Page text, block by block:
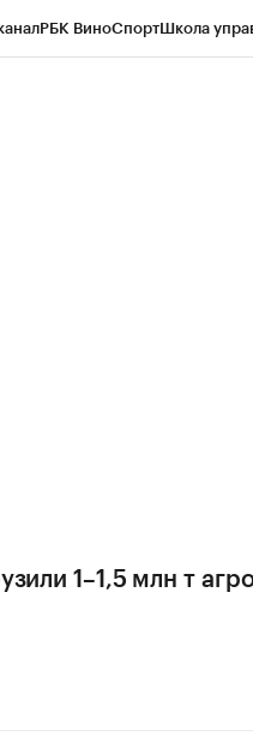
РБК ВиноСпортШкола
1–1,5 млн т